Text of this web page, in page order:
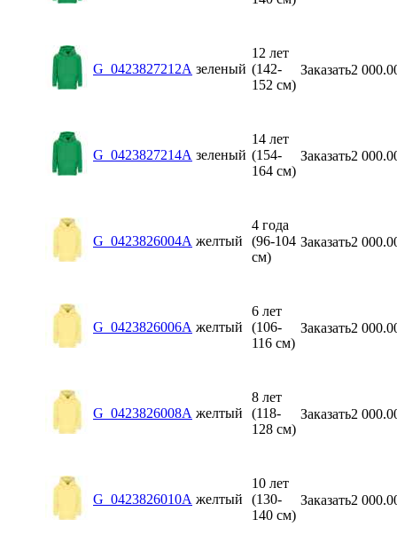
G_0423827212A зеленый
12 лет
(142-
152 см)
Заказать2
G_0423827214A зеленый
14 лет
(154-
164 см)
Заказать2
G_0423826004A желтый
4 года
(96-104
см)
Заказать2
G_0423826006A желтый
6 лет
(106-
116 см)
Заказать2
G_0423826008A желтый
8 лет
(118-
128 см)
Заказать2
G_0423826010A желтый
10 лет
(130-
140 см)
Заказать2